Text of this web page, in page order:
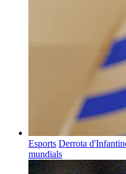
Esports Derrota
mundials